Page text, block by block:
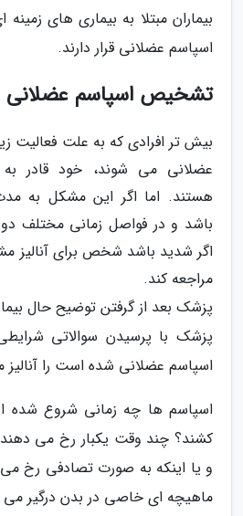
بیماران مبتلا به بیماری های
اسپاسم عضلانی قرار دارند.
تشخیص اسپاسم عضلانی
بیش تر افرادی که به علت فعالیت
عضلانی می شوند، خود قادر
هستند. اما اگر این مشکل به
باشد و در فواصل زمانی مختلف
اگر شدید باشد شخص برای آنالیز
مراجعه کند.
پزشک بعد از گرفتن توضیح حال
پزشک با پرسیدن سوالاتی
اسپاسم عضلانی شده است را آنالیز
اسپاسم ها چه زمانی شروع
کشند؟ چند وقت یکبار رخ می دهند؟
و یا اینکه به صورت تصادفی رخ می
ماهیچه ای خاصی در بدن درگیر